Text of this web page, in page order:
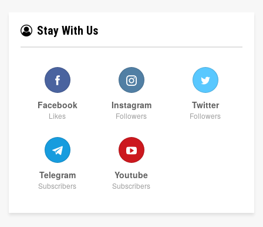
Stay With Us
Facebook
Likes
Instagram
Followers
Twitter
Followers
Telegram
Subscribers
Youtube
Subscribers